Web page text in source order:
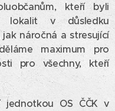
kteří byli
lokalit v důsledku
náročná a stresující
maximum pro
pro všechny, kteří
jednotkou OS ČČK v